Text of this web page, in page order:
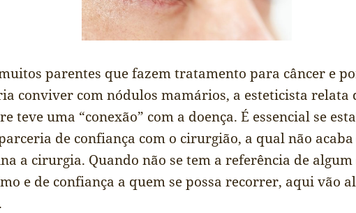
parentes que fazem tratamento para câncer e
conviver com nódulos mamários, a esteticista relata
teve uma “conexão” com a doença. É essencial se
de confiança com o cirurgião, a qual não
a cirurgia. Quando não se tem a referência de algum
e de confiança a quem se possa recorrer, aqui vão